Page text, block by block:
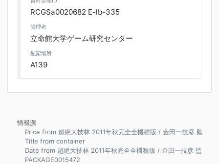
RCGSa0020682 E-lb-335
管理者
立命館大学ゲーム研究センター
配架場所
A139
情報源
Price from 超絶大技林 2011年秋完全全機種版 / 金田一技彦 監
Title from container
Date from 超絶大技林 2011年秋完全全機種版 / 金田一技彦 監
PACKAGE0015472